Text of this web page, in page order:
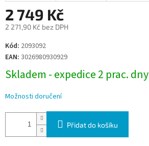
2 749 Kč
2 271,90 Kč bez DPH
Měrná
cena:
Kód: 2093092
EAN: 3026980930929
Skladem - expedice 2 prac. dny
Možnosti doručení
Přidat do košíku